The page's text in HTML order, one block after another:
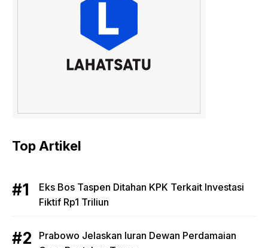
Top Artikel
Eks Bos Taspen Ditahan KPK Terkait Investasi
Fiktif Rp1 Triliun
Prabowo Jelaskan Iuran Dewan Perdamaian